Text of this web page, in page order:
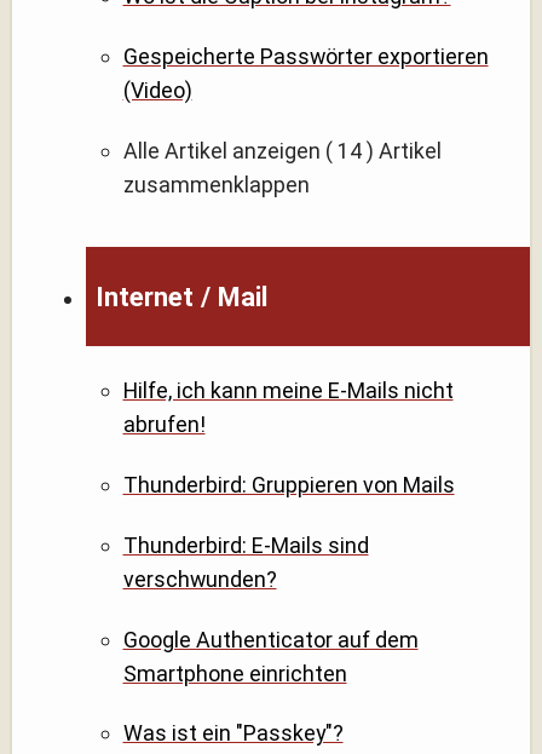
Gespeicherte Passwörter exportieren
(Video)
Alle Artikel anzeigen ( 14 ) Artikel
zusammenklappen
Internet / Mail
Hilfe, ich kann meine E-Mails nicht
abrufen!
Thunderbird: Gruppieren von Mails
Thunderbird: E-Mails sind
verschwunden?
Google Authenticator auf dem
Smartphone einrichten
Was ist ein "Passkey"?